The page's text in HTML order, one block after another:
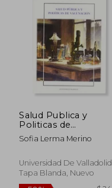
Salud Publica y
Politicas de
Vacunación
Sofia Lerma Merino
Universidad De Valladolid,
Tapa Blanda, Nuevo